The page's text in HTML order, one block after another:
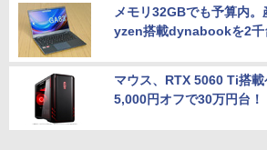
メモリ32GBでも予算内
yzen搭載dynabookを2千
マウス、RTX 5060 Ti搭
5,000円オフで30万円台！